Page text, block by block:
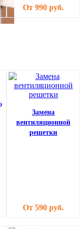
От 990 руб.
Замена
вентиляционной
решетки
От 590 руб.